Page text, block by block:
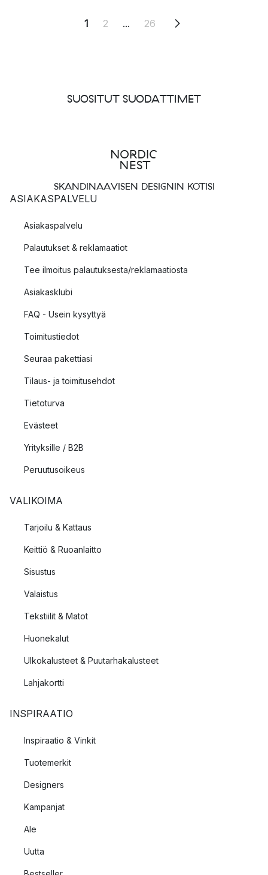
1 2 ... 26
SUOSITUT SUODATTIMET
SKANDINAAVISEN DESIGNIN KOTISI
ASIAKASPALVELU
Asiakaspalvelu
Palautukset & reklamaatiot
Tee ilmoitus palautuksesta/reklamaatiosta
Asiakasklubi
FAQ - Usein kysyttyä
Toimitustiedot
Seuraa pakettiasi
Tilaus- ja toimitusehdot
Tietoturva
Evästeet
Yrityksille / B2B
Peruutusoikeus
VALIKOIMA
Tarjoilu & Kattaus
Keittiö & Ruoanlaitto
Sisustus
Valaistus
Tekstiilit & Matot
Huonekalut
Ulkokalusteet & Puutarhakalusteet
Lahjakortti
INSPIRAATIO
Inspiraatio & Vinkit
Tuotemerkit
Designers
Kampanjat
Ale
Uutta